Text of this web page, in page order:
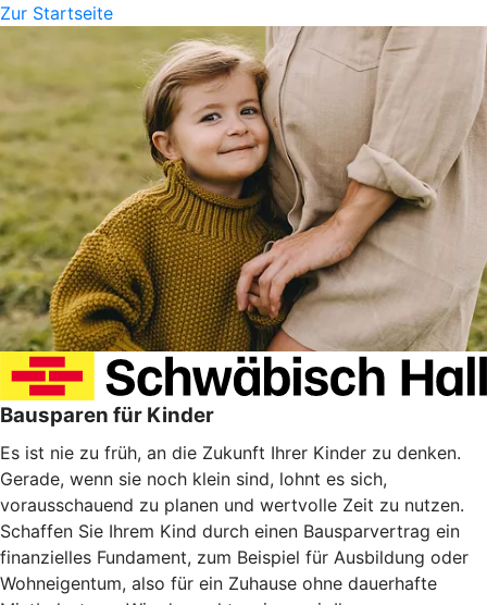
Zur Startseite
Bausparen für Kinder
Es ist nie zu früh, an die Zukunft Ihrer Kinder zu denken.
Gerade, wenn sie noch klein sind, lohnt es sich,
vorausschauend zu planen und wertvolle Zeit zu nutzen.
Schaffen Sie Ihrem Kind durch einen Bausparvertrag ein
finanzielles Fundament, zum Beispiel für Ausbildung oder
Wohneigentum, also für ein Zuhause ohne dauerhafte